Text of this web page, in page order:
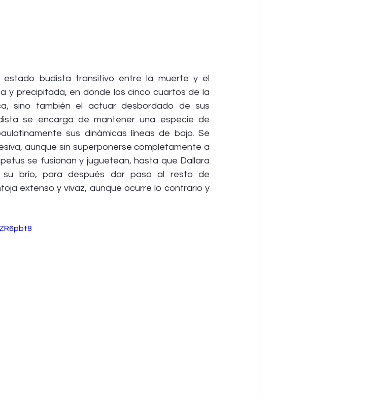
estado budista transitivo entre la muerte y el
y precipitada, en donde los cinco cuartos de la
sino también el actuar desbordado de sus
se encarga de mantener una especie de
sus dinámicas líneas de bajo. Se
aunque sin superponerse completamente a
se fusionan y juguetean, hasta que Dallara
brío, para después dar paso al resto de
extenso y vivaz, aunque ocurre lo contrario y